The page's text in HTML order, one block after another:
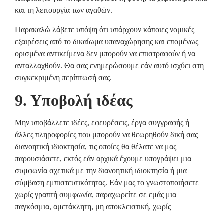
και τη λειτουργία των αγαθών.
Παρακαλώ λάβετε υπόψη ότι υπάρχουν κάποιες νομικές
εξαιρέσεις από το δικαίωμα υπαναχώρησης και επομένως
ορισμένα αντικείμενα δεν μπορούν να επιστραφούν ή να
ανταλλαχθούν. Θα σας ενημερώσουμε εάν αυτό ισχύει στη
συγκεκριμένη περίπτωσή σας.
9. Υποβολή ιδέας
Μην υποβάλλετε ιδέες, εφευρέσεις, έργα συγγραφής ή
άλλες πληροφορίες που μπορούν να θεωρηθούν δική σας
διανοητική ιδιοκτησία, τις οποίες θα θέλατε να μας
παρουσιάσετε, εκτός εάν αρχικά έχουμε υπογράψει μια
συμφωνία σχετικά με την διανοητική ιδιοκτησία ή μια
σύμβαση εμπιστευτικότητας. Εάν μας το γνωστοποιήσετε
χωρίς γραπτή συμφωνία, παραχωρείτε σε εμάς μια
παγκόσμια, αμετάκλητη, μη αποκλειστική, χωρίς